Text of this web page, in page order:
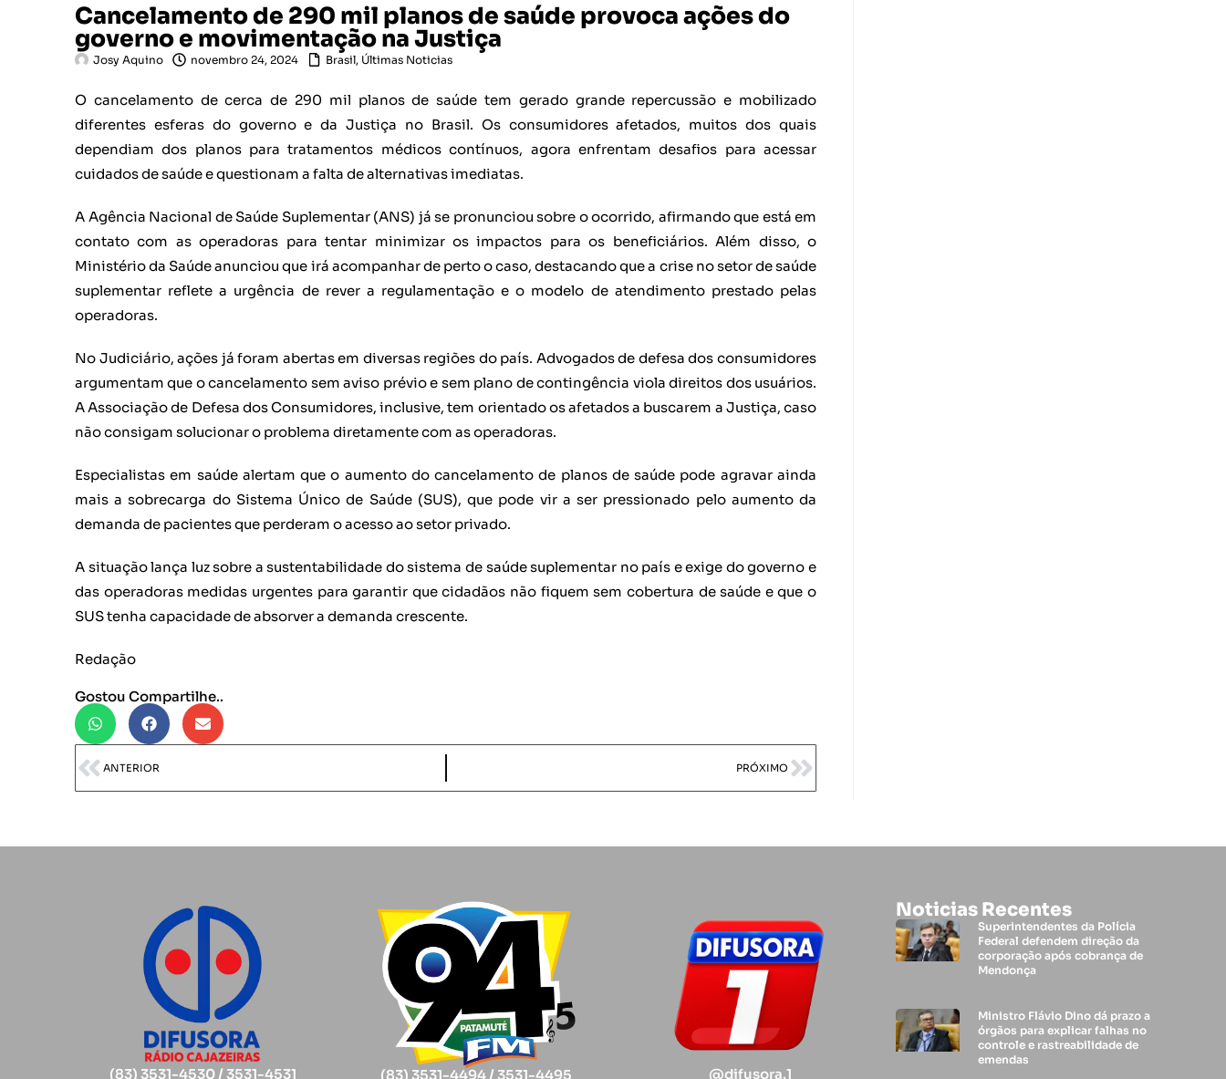
Cancelamento de 290 mil planos de saúde provoca ações do
governo e movimentação na Justiça
Josy Aquino novembro 24, 2024 Brasil, Últimas Noticias
O cancelamento de cerca de 290 mil planos de saúde tem gerado grande repercussão e mobilizado
diferentes esferas do governo e da Justiça no Brasil. Os consumidores afetados, muitos dos quais
dependiam dos planos para tratamentos médicos contínuos, agora enfrentam desafios para acessar
cuidados de saúde e questionam a falta de alternativas imediatas.
A Agência Nacional de Saúde Suplementar (ANS) já se pronunciou sobre o ocorrido, afirmando que está em
contato com as operadoras para tentar minimizar os impactos para os beneficiários. Além disso, o
Ministério da Saúde anunciou que irá acompanhar de perto o caso, destacando que a crise no setor de saúde
suplementar reflete a urgência de rever a regulamentação e o modelo de atendimento prestado pelas
operadoras.
No Judiciário, ações já foram abertas em diversas regiões do país. Advogados de defesa dos consumidores
argumentam que o cancelamento sem aviso prévio e sem plano de contingência viola direitos dos usuários.
A Associação de Defesa dos Consumidores, inclusive, tem orientado os afetados a buscarem a Justiça, caso
não consigam solucionar o problema diretamente com as operadoras.
Especialistas em saúde alertam que o aumento do cancelamento de planos de saúde pode agravar ainda
mais a sobrecarga do Sistema Único de Saúde (SUS), que pode vir a ser pressionado pelo aumento da
demanda de pacientes que perderam o acesso ao setor privado.
A situação lança luz sobre a sustentabilidade do sistema de saúde suplementar no país e exige do governo e
das operadoras medidas urgentes para garantir que cidadãos não fiquem sem cobertura de saúde e que o
SUS tenha capacidade de absorver a demanda crescente.
Redação
Gostou Compartilhe..
ANTERIOR PRÓXIMO
(83) 3531-4530 / 3531-4531 (83) 3531-4494 / 3531-4495 @difusora.1
Noticias Recentes
Superintendentes da Polícia
Federal defendem direção da
corporação após cobrança de
Mendonça
Ministro Flávio Dino dá prazo a
órgãos para explicar falhas no
controle e rastreabilidade de
emendas